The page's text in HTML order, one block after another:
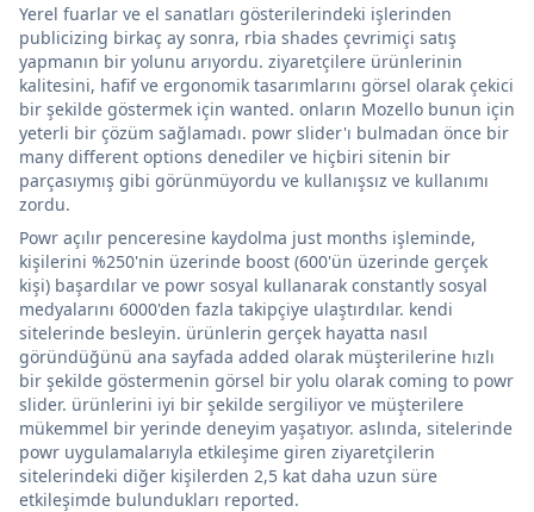
Yerel fuarlar ve el sanatları gösterilerindeki işlerinden
publicizing birkaç ay sonra, rbia shades çevrimiçi satış
yapmanın bir yolunu arıyordu. ziyaretçilere ürünlerinin
kalitesini, hafif ve ergonomik tasarımlarını görsel olarak çekici
bir şekilde göstermek için wanted. onların Mozello bunun için
yeterli bir çözüm sağlamadı. powr slider'ı bulmadan önce bir
many different options denediler ve hiçbiri sitenin bir
parçasıymış gibi görünmüyordu ve kullanışsız ve kullanımı
zordu.
Powr açılır penceresine kaydolma just months işleminde,
kişilerini %250'nin üzerinde boost (600'ün üzerinde gerçek
kişi) başardılar ve powr sosyal kullanarak constantly sosyal
medyalarını 6000'den fazla takipçiye ulaştırdılar. kendi
sitelerinde besleyin. ürünlerin gerçek hayatta nasıl
göründüğünü ana sayfada added olarak müşterilerine hızlı
bir şekilde göstermenin görsel bir yolu olarak coming to powr
slider. ürünlerini iyi bir şekilde sergiliyor ve müşterilere
mükemmel bir yerinde deneyim yaşatıyor. aslında, sitelerinde
powr uygulamalarıyla etkileşime giren ziyaretçilerin
sitelerindeki diğer kişilerden 2,5 kat daha uzun süre
etkileşimde bulundukları reported.